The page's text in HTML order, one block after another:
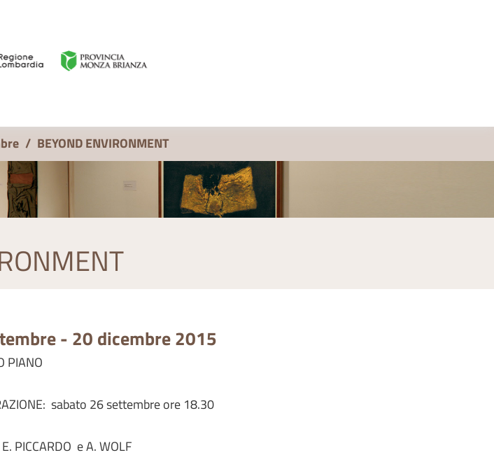
/ BEYOND ENVIRONMENT
- 20 dicembre 2015
PIANO
sabato 26 settembre ore 18.30
PICCARDO e A. WOLF